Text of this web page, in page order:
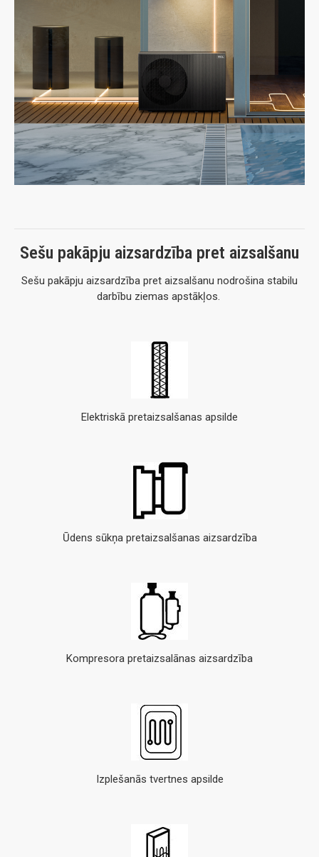
Sešu pakāpju aizsardzība pret aizsalšanu
Sešu pakāpju aizsardzība pret aizsalšanu nodrošina stabilu
darbību ziemas apstākļos.
Elektriskā pret­aizsalšanas apsilde
Ūdens sūkņa pretaizsalšanas aizsardzība
Kompresora pretaizsalānas aizsardzība
Izplešanās tvertnes apsilde